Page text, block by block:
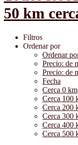
50 km
Filtros
Ordenar por
Ordenar
Precio: de
Precio: de
Fecha
Cerca 0 km
Cerca 100
Cerca 200
Cerca 300
Cerca 400
Cerca 500